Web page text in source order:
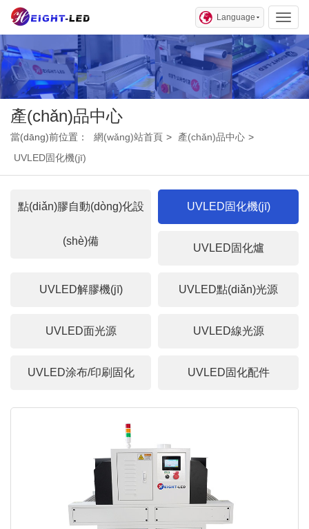
Language
產(chǎn)品中心
當(dāng)前位置： 網(wǎng)站首頁 > 產(chǎn)品中心 >
UVLED固化機(jī)
點(diǎn)膠自動(dòng)化設
(shè)備
UVLED固化機(jī)
UVLED固化爐
UVLED解膠機(jī) UVLED點(diǎn)光源
UVLED面光源 UVLED線光源
UVLED涂布/印刷固化 UVLED固化配件